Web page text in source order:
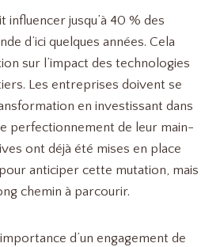
influencer jusqu’à 40 % des
d’ici quelques années. Cela
sur l’impact des technologies
Les entreprises doivent se
en investissant dans
perfectionnement de leur main-
ont déjà été mises en place
anticiper cette mutation, mais
chemin à parcourir.
d’un engagement de